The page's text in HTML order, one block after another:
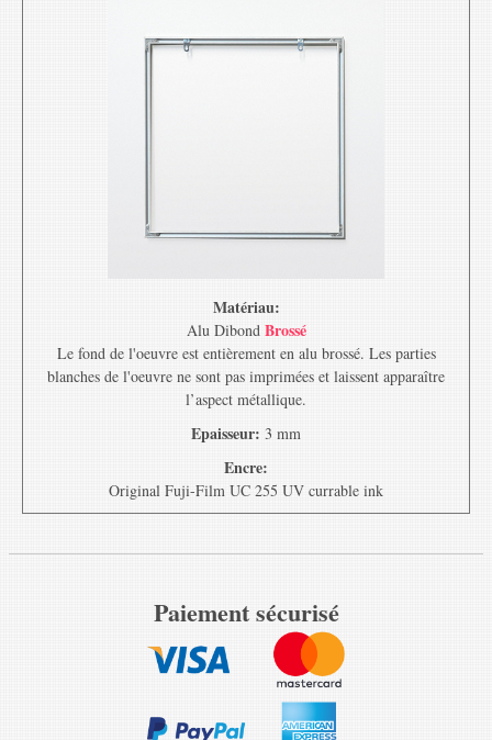
Matériau:
Alu Dibond Brossé
Le fond de l'oeuvre est entièrement en alu brossé. Les parties
blanches de l'oeuvre ne sont pas imprimées et laissent apparaître
l’aspect métallique.
Epaisseur: 3 mm
Encre:
Original Fuji-Film UC 255 UV currable ink
Paiement sécurisé